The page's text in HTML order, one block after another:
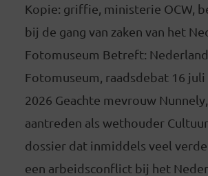
Kopie: griffie, ministerie OCW,
bij de gang van zaken van het
Fotomuseum Betreft:
Fotomuseum, raadsdebat 16 juli
2026 Geachte mevrouw
aantreden als wethouder
dossier dat inmiddels veel
een arbeidsconflict bij het